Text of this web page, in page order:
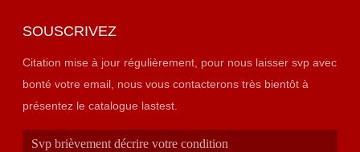
SOUSCRIVEZ
Citation mise à jour régulièrement, pour nous laisser svp avec
bonté votre email, nous vous contacterons très bientôt à
présentez le catalogue lastest.